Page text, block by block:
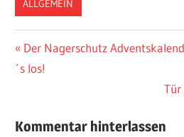
ALLGEMEIN
Post
Vorheriger
Beitrag:
Der Nagerschutz
´s los!
Tür
Kommentar hinterlassen